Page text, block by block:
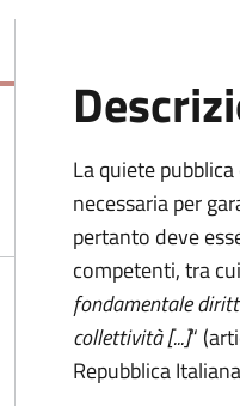
La quiete
necessaria per
pertanto deve
competenti, tra
fondamentale
collettività [...]“
Repubblica